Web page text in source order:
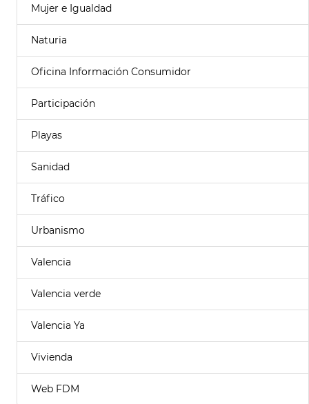
Mujer e Igualdad
Naturia
Oficina Información Consumidor
Participación
Playas
Sanidad
Tráfico
Urbanismo
Valencia
Valencia verde
Valencia Ya
Vivienda
Web FDM